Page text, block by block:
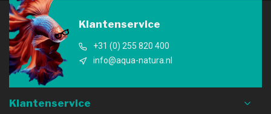
Klantenservice
+31 (0) 255 820 400
info@aqua-natura.nl
Klantenservice